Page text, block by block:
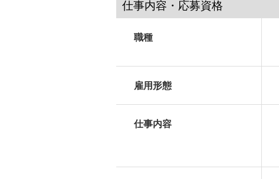
仕事内容・応募資格
職種
雇用形態
仕事内容